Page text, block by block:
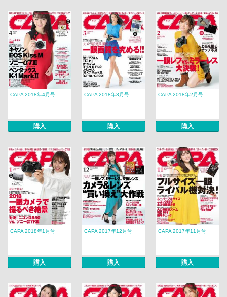
CAPA 2018年4月号
購入
CAPA 2018年3月号
購入
CAPA 2018年2月号
購入
CAPA 2018年1月号
購入
CAPA 2017年12月号
購入
CAPA 2017年11月号
購入